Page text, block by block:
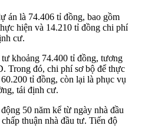
án là 74.406 tỉ đồng, bao gồm
hiện và 14.210 tỉ đồng chi phí
cư.
khoảng 74.400 tỉ đồng, tương
Trong đó, chi phí sơ bộ để thực
tỉ đồng, còn lại là phục vụ
tái định cư.
50 năm kể từ ngày nhà đầu
thuận nhà đầu tư. Tiến độ